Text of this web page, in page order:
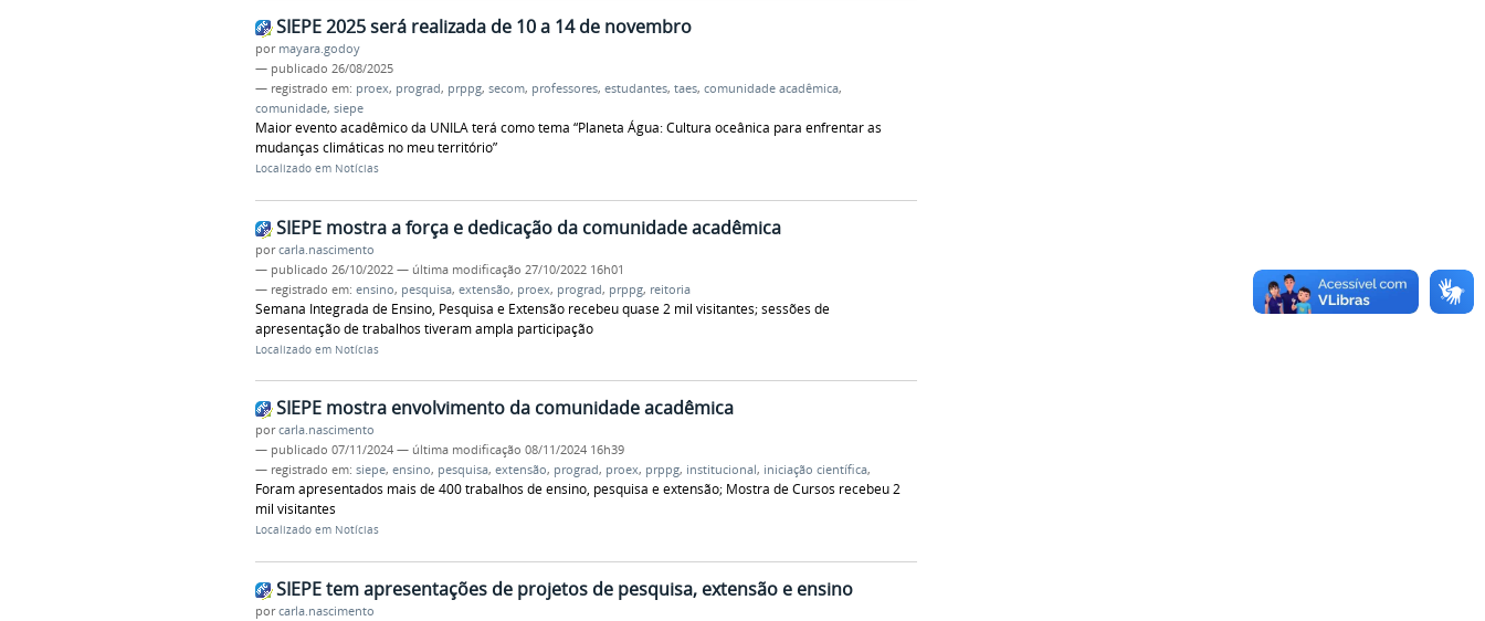
SIEPE 2025 será realizada de 10 a 14 de novembro
por mayara.godoy
— publicado 26/08/2025
— registrado em: proex, prograd, prppg, secom, professores, estudantes, taes, comunidade acadêmica,
comunidade, siepe
Maior evento acadêmico da UNILA terá como tema “Planeta Água: Cultura oceânica para enfrentar as
mudanças climáticas no meu território”
Localizado em Notícias
SIEPE mostra a força e dedicação da comunidade acadêmica
porcarla.nascimento
— publicado 26/10/2022 — última modificação 27/10/2022 16h01
— registrado em: ensino, pesquisa, extensão, proex, prograd, prppg, reitoria
Semana Integrada de Ensino, Pesquisa e Extensão recebeu quase 2 mil visitantes; sessões de
apresentação de trabalhos tiveram ampla participação
Localizado em Notícias
SIEPE mostra envolvimento da comunidade acadêmica
porcarla.nascimento
— publicado 07/11/2024 — última modificação 08/11/2024 16h39
— registrado em: siepe, ensino, pesquisa, extensão, prograd, proex, prppg, institucional, iniciação científica,
Foram apresentados mais de 400 trabalhos de ensino, pesquisa e extensão; Mostra de Cursos recebeu 2
mil visitantes
Localizado em Notícias
SIEPE tem apresentações de projetos de pesquisa, extensão e ensino
porcarla.nascimento